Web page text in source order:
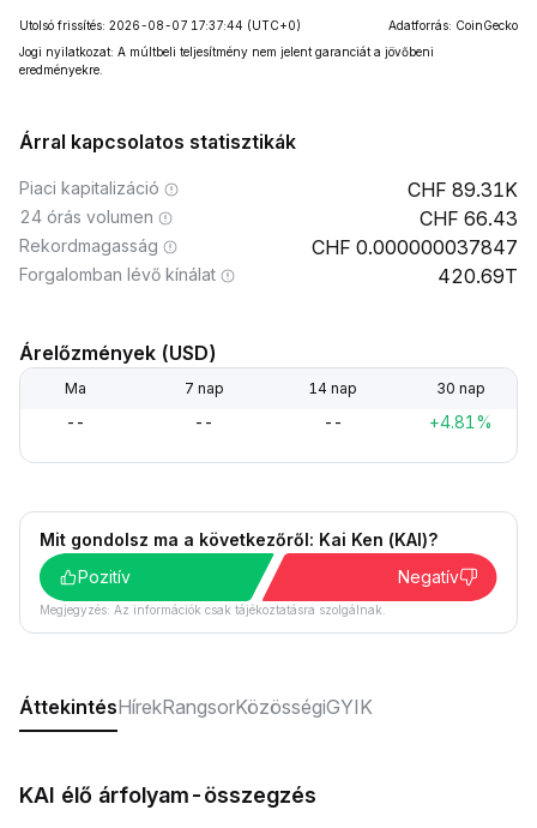
Utolsó frissítés: 2026-08-07 17:37:44 (UTC+0)
Adatforrás: CoinGecko
Jogi nyilatkozat: A múltbeli teljesítmény nem jelent garanciát a jövőbeni
eredményekre.
Árral kapcsolatos statisztikák
Piaci kapitalizáció 89.31K
24 órás volumen 66.43
Rekordmagasság 0.000000037847
Forgalomban lévő kínálat 420.69T
Árelőzmények (USD)
Ma 7 nap 14 nap 30 nap
-- -- -- +4.81%
Mit gondolsz ma a következőről: Kai Ken (KAI)?
Pozitív
Negatív
Megjegyzés: Az információk csak tájékoztatásra szolgálnak.
ÁttekintésHírekRangsorKözösségiGYIK
KAI élő árfolyam-összegzés